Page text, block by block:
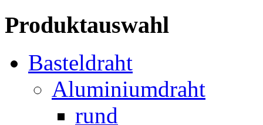
Produktauswahl
Basteldraht
Aluminiumdraht
rund